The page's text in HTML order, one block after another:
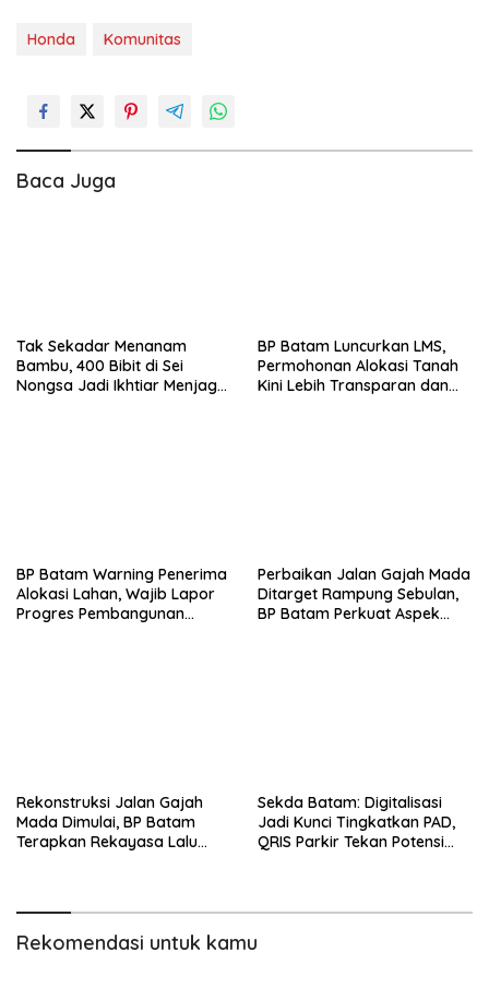
Honda Komunitas
Baca Juga
Tak Sekadar Menanam
Bambu, 400 Bibit di Sei
Nongsa Jadi Ikhtiar Menjaga
BP Batam Luncurkan LMS,
Permohonan Alokasi Tanah
Kini Lebih Transparan dan
BP Batam Warning Penerima
Alokasi Lahan, Wajib Lapor
Progres Pembangunan
Perbaikan Jalan Gajah Mada
Ditarget Rampung Sebulan,
BP Batam Perkuat Aspek
Rekonstruksi Jalan Gajah
Mada Dimulai, BP Batam
Terapkan Rekayasa Lalu
Sekda Batam: Digitalisasi
Jadi Kunci Tingkatkan PAD,
QRIS Parkir Tekan Potensi
Rekomendasi untuk kamu